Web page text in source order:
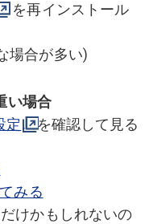
を再インストール
合が多い)
い場合
定
を確認して見る
みる
けかもしれないの